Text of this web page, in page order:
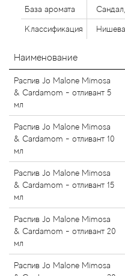
База аромата
Классификация
Наименование
Распив Jo Malone Mimosa
& Cardamom - отливант 5
мл
Распив Jo Malone Mimosa
& Cardamom - отливант 10
мл
Распив Jo Malone Mimosa
& Cardamom - отливант 15
мл
Распив Jo Malone Mimosa
& Cardamom - отливант 20
мл
Распив Jo Malone Mimosa